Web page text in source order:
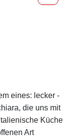
eines: lecker -
die uns mit
Küche
Art